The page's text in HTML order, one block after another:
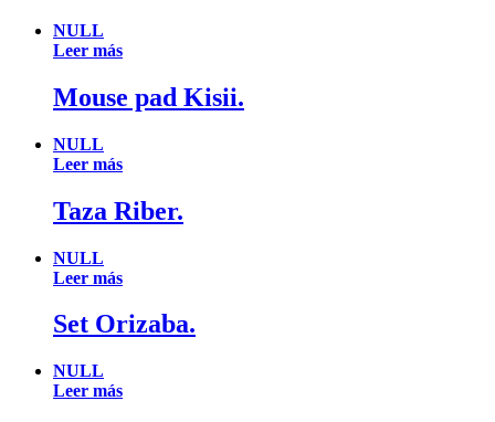
NULL
Leer más
Mouse pad Kisii.
NULL
Leer más
Taza Riber.
NULL
Leer más
Set Orizaba.
NULL
Leer más